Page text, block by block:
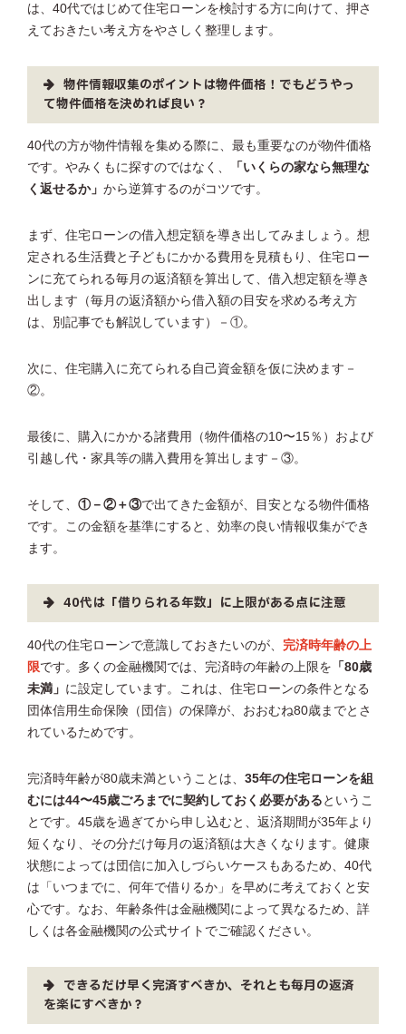
は、40代ではじめて住宅ローンを検討する方に向けて、押さ
えておきたい考え方をやさしく整理します。
物件情報収集のポイントは物件価格！でもどうやっ
て物件価格を決めれば良い？
40代の方が物件情報を集める際に、最も重要なのが物件価格
です。やみくもに探すのではなく、
「いくらの家なら無理な
く返せるか」 から逆算するのがコツです。
まず、住宅ローンの借入想定額を導き出してみましょう。想
定される生活費と子どもにかかる費用を見積もり、住宅ロー
ンに充てられる毎月の返済額を算出して、借入想定額を導き
出します（毎月の返済額から借入額の目安を求める考え方
は、別記事でも解説しています）－①。
次に、住宅購入に充てられる自己資金額を仮に決めます－
②。
最後に、購入にかかる諸費用（物件価格の10〜15％）および
引越し代・家具等の購入費用を算出します－③。
そして、 ①－②＋③で出てきた金額が、目安となる物件価格
です。この金額を基準にすると、効率の良い情報収集ができ
ます。
40代は「借りられる年数」に上限がある点に注意
40代の住宅ローンで意識しておきたいのが、 完済時年齢の上
限です。多くの金融機関では、完済時の年齢の上限を 「80歳
未満」 に設定しています。これは、住宅ローンの条件となる
団体信用生命保険（団信）の保障が、おおむね80歳までとさ
れているためです。
完済時年齢が80歳未満ということは、 35年の住宅ローンを組
むには44〜45歳ごろまでに契約しておく必要がある というこ
とです。45歳を過ぎてから申し込むと、返済期間が35年より
短くなり、その分だけ毎月の返済額は大きくなります。健康
状態によっては団信に加入しづらいケースもあるため、40代
は「いつまでに、何年で借りるか」を早めに考えておくと安
心です。なお、年齢条件は金融機関によって異なるため、詳
しくは各金融機関の公式サイトでご確認ください。
できるだけ早く完済すべきか、それとも毎月の返済
を楽にすべきか？